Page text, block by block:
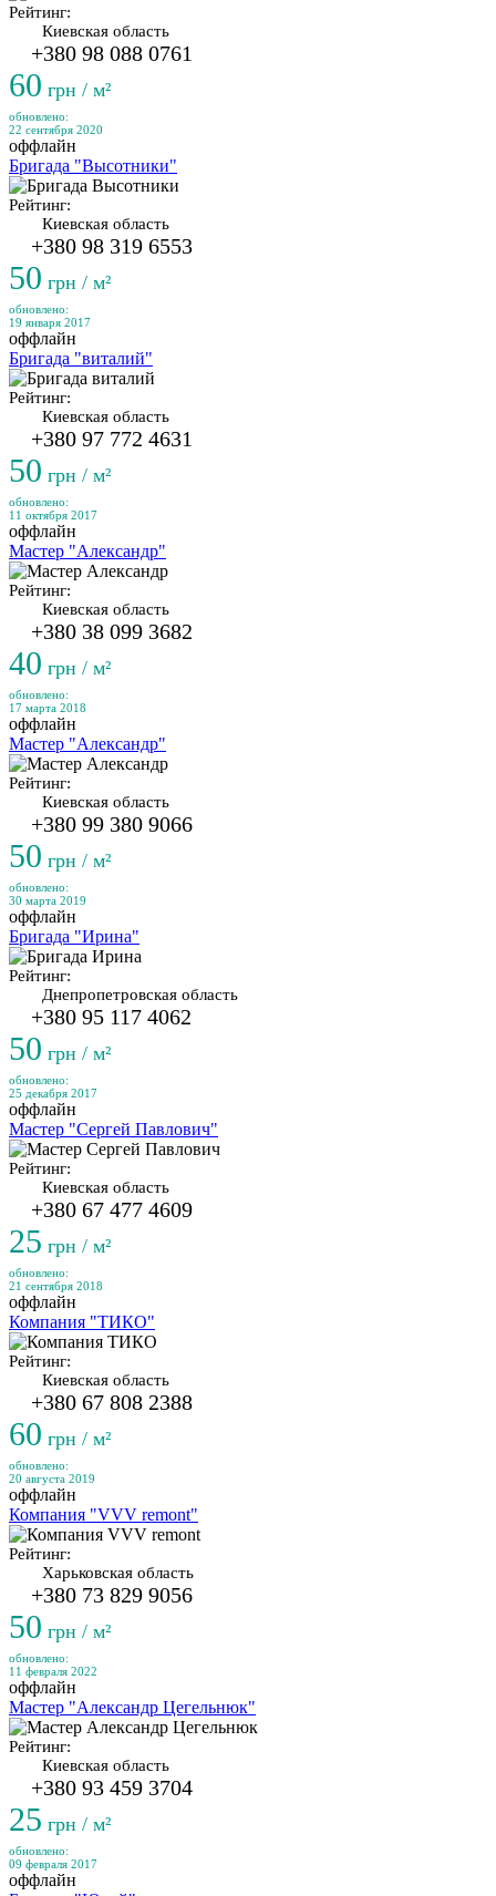
Рейтинг:
Киевская область
+380 98 088 0761
60 грн / м²
обновлено:
22 сентября 2020
оффлайн
Бригада "Высотники"
Рейтинг:
Киевская область
+380 98 319 6553
50 грн / м²
обновлено:
19 января 2017
оффлайн
Бригада "виталий"
Рейтинг:
Киевская область
+380 97 772 4631
50 грн / м²
обновлено:
11 октября 2017
оффлайн
Мастер "Александр"
Рейтинг:
Киевская область
+380 38 099 3682
40 грн / м²
обновлено:
17 марта 2018
оффлайн
Мастер "Александр"
Рейтинг:
Киевская область
+380 99 380 9066
50 грн / м²
обновлено:
30 марта 2019
оффлайн
Бригада "Ирина"
Рейтинг:
Днепропетровская область
+380 95 117 4062
50 грн / м²
обновлено:
25 декабря 2017
оффлайн
Мастер "Сергей Павлович"
Рейтинг:
Киевская область
+380 67 477 4609
25 грн / м²
обновлено:
21 сентября 2018
оффлайн
Компания "ТИКО"
Рейтинг:
Киевская область
+380 67 808 2388
60 грн / м²
обновлено:
20 августа 2019
оффлайн
Компания "VVV remont"
Рейтинг:
Харьковская область
+380 73 829 9056
50 грн / м²
обновлено:
11 февраля 2022
оффлайн
Мастер "Александр Цегельнюк"
Рейтинг:
Киевская область
+380 93 459 3704
25 грн / м²
обновлено:
09 февраля 2017
оффлайн